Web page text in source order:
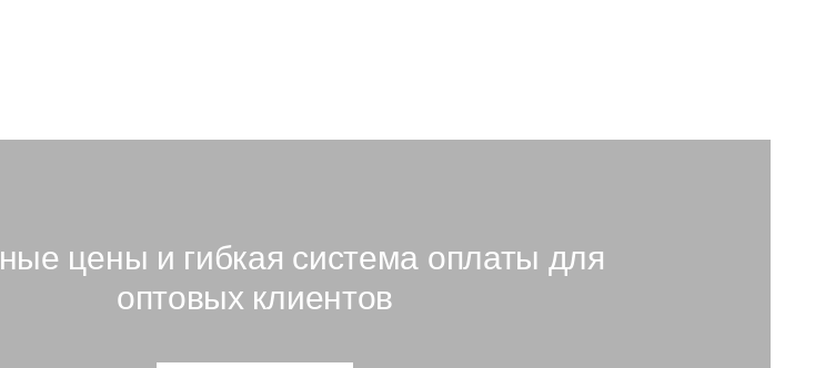
цены и гибкая система оплаты для
оптовых клиентов